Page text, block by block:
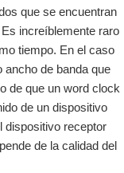
que se encuentran
increíblemente raro
tiempo. En el caso
de banda que
de que un word clock
de un dispositivo
dispositivo receptor
de la calidad del